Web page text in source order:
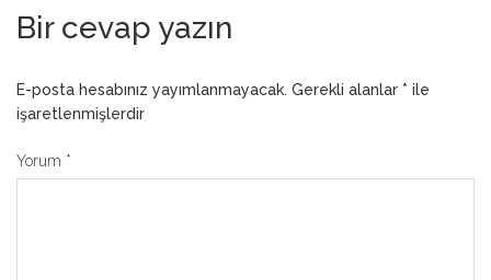
Bir cevap yazın
E-posta hesabınız yayımlanmayacak. Gerekli alanlar * ile
işaretlenmişlerdir
Yorum *